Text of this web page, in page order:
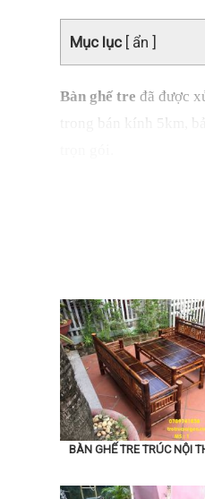
Mục lục [ ẩn ]
Bàn ghế tre đã được
trong bán kính 5km,
BÀN GHẾ TRE TRÚC NỘI